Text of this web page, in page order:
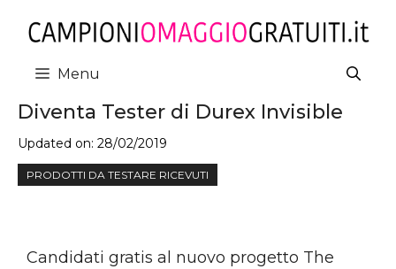
contenuto
Menu
Diventa Tester di Durex Invisible
Updated on: 28/02/2019
PRODOTTI DA TESTARE RICEVUTI
Candidati gratis al nuovo progetto The